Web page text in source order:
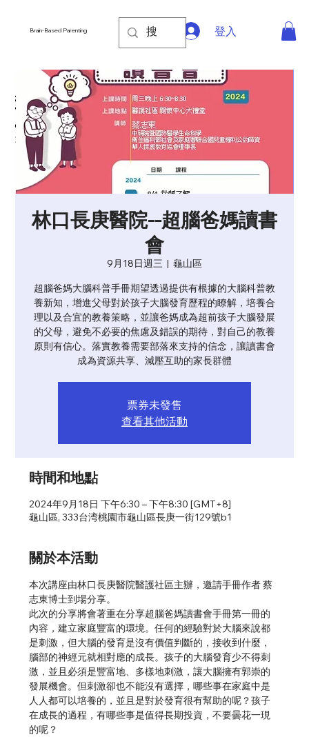
Brain-Based Parenting 登入
林口長庚醫院--超腦爸媽讀書
會
9月18日週三
  |
龜山區
超腦爸媽大腦科普手冊期望透過提供有根據的大腦科普教
養新知，增進父母對於孩子大腦發育歷程的瞭解，培養合
理以及合宜的教養策略，並讓爸媽成為超前孩子大腦發展
的父母，避免不必要的焦慮及錯誤的期待，對自己的教養
原則有信心。落實教養需要部落來支持的信念，讓讀書會
成為資源共享、減壓互助的家長群體
票券未發售
查看其他活動
時間和地點
2024年9月18日 下午6:30 – 下午8:30 [GMT+8]
龜山區, 333台湾桃園市龜山區長庚一街129號b1
關於本活動
本次講座由林口長庚醫院醫護社區主辦，邀請手冊作者 蔡
志東博士到場分享。
此次的分享將會著重在分享超腦爸媽讀書會手冊第一冊的
內容，建立家庭豐富的環境。任何的經驗對於大腦來說都
是刺激，但大腦的發育是沒有價值判斷的，接收到什麼，
腦部的神經元就相對應的成長。孩子的大腦發育少不得刺
激，並且必須是豐富地、多樣地刺激，讓大腦擁有郭崇的
發展機會。但刺激卻也不能沒有選擇，哪些事在家庭中是
人人都可以培養的，並且是對於發育很有幫助的呢？孩子
在成長的過程，有哪些事是值得長期投資，不要曇花一現
的呢？